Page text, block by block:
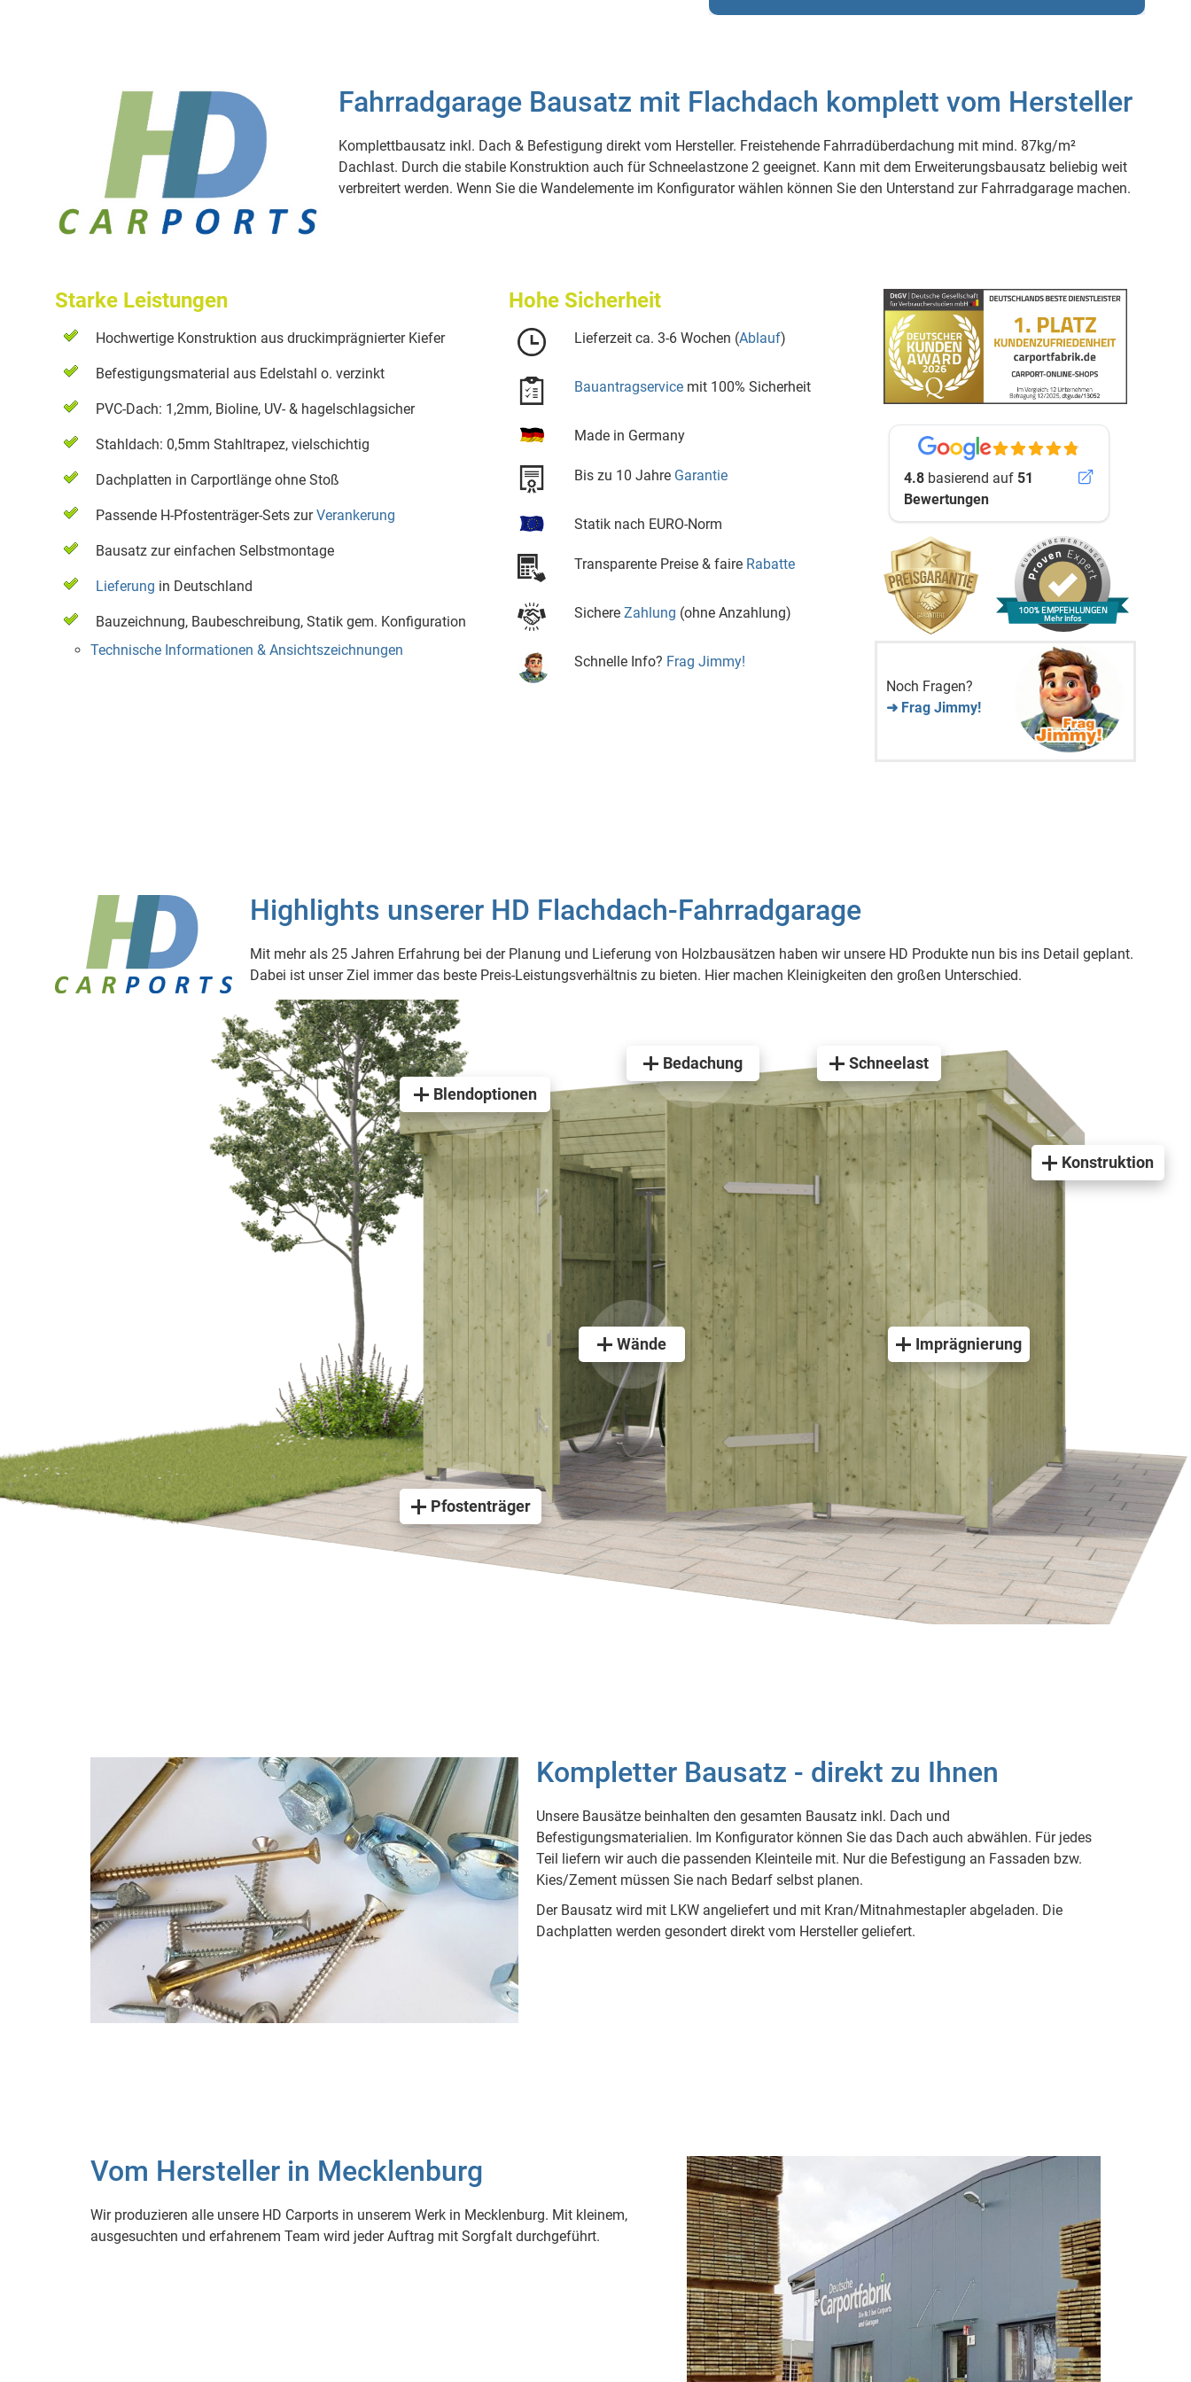
Fahrradgarage Bausatz mit Flachdach komplett vom Hersteller
Komplettbausatz inkl. Dach & Befestigung direkt vom Hersteller. Freistehende Fahrradüberdachung mit mind. 87kg/m²
Dachlast. Durch die stabile Konstruktion auch für Schneelastzone 2 geeignet. Kann mit dem Erweiterungsbausatz beliebig weit
verbreitert werden. Wenn Sie die Wandelemente im Konfigurator wählen können Sie den Unterstand zur Fahrradgarage machen.
Starke Leistungen
Hochwertige Konstruktion aus druckimprägnierter Kiefer
Befestigungsmaterial aus Edelstahl o. verzinkt
PVC-Dach: 1,2mm, Bioline, UV- & hagelschlagsicher
Stahldach: 0,5mm Stahltrapez, vielschichtig
Dachplatten in Carportlänge ohne Stoß
Passende H-Pfostenträger-Sets zurVerankerung
Bausatz zur einfachen Selbstmontage
Lieferung in Deutschland
Bauzeichnung, Baubeschreibung, Statik gem. Konfiguration
Technische Informationen & Ansichtszeichnungen
Hohe Sicherheit
Lieferzeit ca. 3-6 Wochen (Ablauf)
Bauantragservicemit 100% Sicherheit
Made in Germany
Bis zu 10 Jahre Garantie
Statik nach EURO-Norm
Transparente Preise & faire Rabatte
Sichere Zahlung (ohne Anzahlung)
Schnelle Info? Frag Jimmy!
4.8basierend auf 51
Bewertungen
100% EMPFEHLUNGEN
Mehr Infos
Noch Fragen?
➜ Frag Jimmy!
Highlights unserer HD Flachdach-Fahrradgarage
Mit mehr als 25 Jahren Erfahrung bei der Planung und Lieferung von Holzbausätzen haben wir unsere HD Produkte nun bis ins Detail geplant.
Dabei ist unser Ziel immer das beste Preis-Leistungsverhältnis zu bieten. Hier machen Kleinigkeiten den großen Unterschied.
Blendoptionen
Bedachung Schneelast
Pfostenträger
Wände Imprägnierung
Konstruktion
Kompletter Bausatz - direkt zu Ihnen
Unsere Bausätze beinhalten den gesamten Bausatz inkl. Dach und
Befestigungsmaterialien. Im Konfigurator können Sie das Dach auch abwählen. Für jedes
Teil liefern wir auch die passenden Kleinteile mit. Nur die Befestigung an Fassaden bzw.
Kies/Zement müssen Sie nach Bedarf selbst planen.
Der Bausatz wird mit LKW angeliefert und mit Kran/Mitnahmestapler abgeladen. Die
Dachplatten werden gesondert direkt vom Hersteller geliefert.
Vom Hersteller in Mecklenburg
Wir produzieren alle unsere HD Carports in unserem Werk in Mecklenburg. Mit kleinem,
ausgesuchten und erfahrenem Team wird jeder Auftrag mit Sorgfalt durchgeführt.